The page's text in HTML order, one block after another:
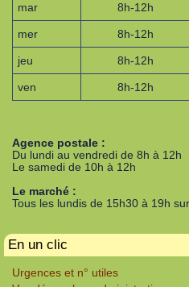
mar 8h-12h
mer 8h-12h
jeu 8h-12h
ven 8h-12h
Agence postale :
Du lundi au vendredi de 8h à 12h
Le samedi de 10h à 12h
Le marché :
Tous les lundis de 15h30 à 19h
En un clic
Urgences et n° utiles